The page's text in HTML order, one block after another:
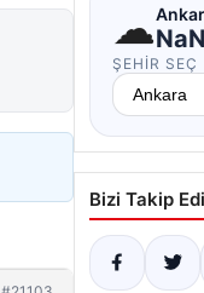
☁
ŞEHIR SEÇ
Bizi Takip